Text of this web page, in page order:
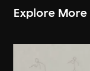
Explore More